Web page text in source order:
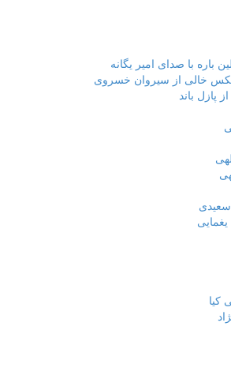
باره با صدای امیر یگانه
خالی از سیروان خسروی
پازل باند
کیا